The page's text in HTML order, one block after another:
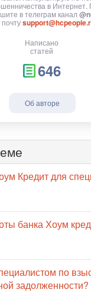
в Интернет.
в телеграм канал
почту
Написано
статей
646
Об авторе
Кредит для
банка Хоум
по
задолженности?